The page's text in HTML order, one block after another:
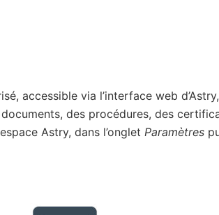
accessible via l’interface web
des procédures, des
Astry, dans l’onglet Paramètres